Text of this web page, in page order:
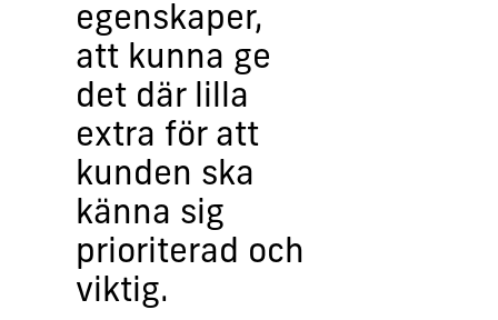
egenskaper,
att kunna ge
det där lilla
extra för att
kunden ska
känna sig
prioriterad och
viktig.